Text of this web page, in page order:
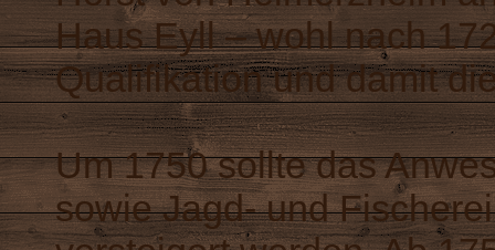
Haus Eyll – wohl nach
Qualifikation und damit
Um 1750 sollte das
sowie Jagd- und